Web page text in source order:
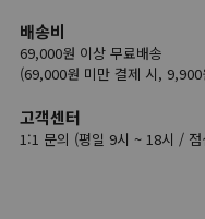
배송비
69,000원 이상 무료배송
(69,000원 미만 결제 시, 9,900
고객센터
1:1 문의 (평일 9시 ~ 18시 /